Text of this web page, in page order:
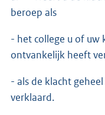
beroep als
- het college u of uw
ontvankelijk heeft
- als de klacht
verklaard.